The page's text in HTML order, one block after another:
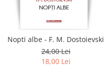
Literatura
Contemporana
Nopti albe - F. M. Dostoievski
24,00 Lei
18,00 Lei